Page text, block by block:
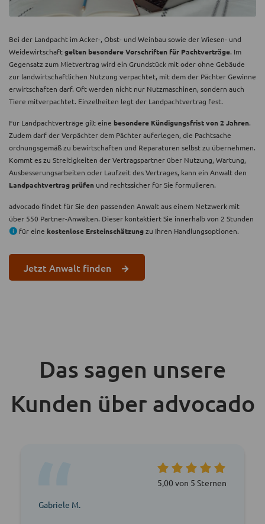
Bei der Landpacht im Acker-, Obst- und Weinbau sowie der Wiesen- und
Weidewirtschaftgelten besondere Vorschriften für Pachtverträge. Im
Gegensatz zum Mietvertrag wird ein Grundstück mit oder ohne Gebäude
zur landwirtschaftlichen Nutzung verpachtet, mit dem der Pächter Gewinne
erwirtschaften darf. Oft werden nicht nur Nutzmaschinen, sondern auch
Tiere mitverpachtet. Einzelheiten legt der Landpachtvertrag fest.
Für Landpachtverträge gilt eine besondere Kündigungsfrist von 2 Jahren.
Zudem darf der Verpächter dem Pächter auferlegen, die Pachtsache
ordnungsgemäß zu bewirtschaften und Reparaturen selbst zu übernehmen.
Kommt es zu Streitigkeiten der Vertragspartner über Nutzung, Wartung,
Ausbesserungsarbeiten oder Laufzeit des Vertrages, kann ein Anwalt den
Landpachtvertrag prüfen und rechtssicher für Sie formulieren.
advocado findet für Sie den passenden Anwalt aus einem Netzwerk mit
über 550 Partner-Anwälten. Dieser kontaktiert Sie innerhalb von 2 Stunden
für eine kostenlose Ersteinschätzungzu Ihren Handlungsoptionen.
Jetzt Anwalt finden
Das sagen unsere
Kunden über advocado
5,00 von 5 Sternen
Gabriele M.